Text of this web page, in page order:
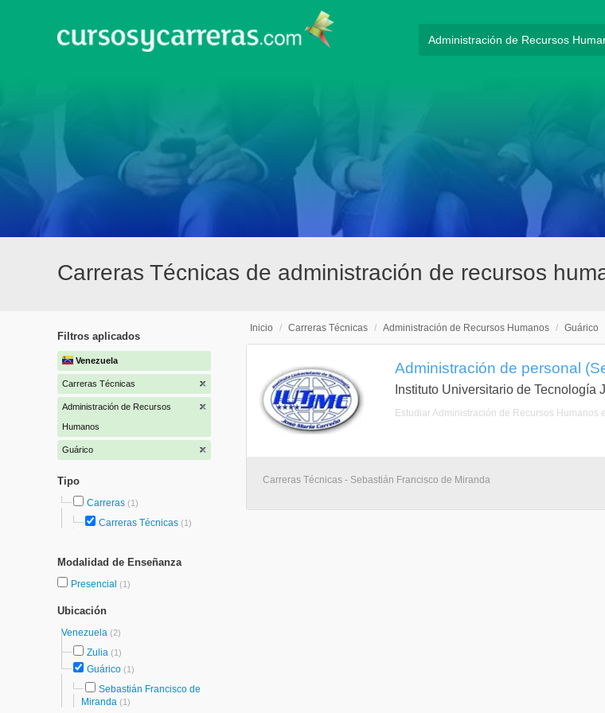
Carreras Técnicas de administración de recursos
Filtros aplicados
Venezuela
Carreras Técnicas
Administración de Recursos
Humanos
Guárico
Tipo
Carreras (1)
Carreras Técnicas (1)
Modalidad de Enseñanza
Presencial (1)
Ubicación
Venezuela (2)
Zulia (1)
Guárico (1)
Sebastián Francisco de
Miranda (1)
Inicio / Carreras Técnicas / Administración de Recursos Humanos / Guárico
Administración de personal
Instituto Universitario de Tecnología
Estudiar Administración de Recursos Humanos
Carreras Técnicas - Sebastián Francisco de Miranda